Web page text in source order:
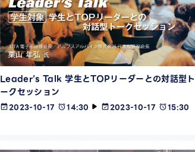
Leader’s Talk 学生とTOPリーダーとの対話型ト
ークセッション
2023-10-17 14:30 2023-10-17 15:30